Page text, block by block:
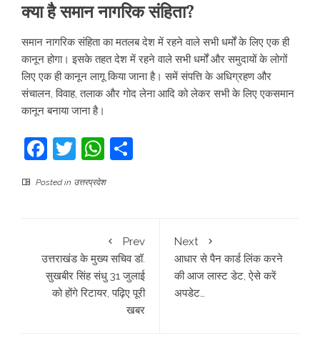
क्या है समान नागरिक संहिता?
समान नागरिक संहिता का मतलब देश में रहने वाले सभी धर्मों के लिए एक ही
कानून होगा। इसके तहत देश में रहने वाले सभी धर्मों और समुदायों के लोगों
लिए एक ही कानून लागू किया जाना है। समें संपत्ति के अधिग्रहण और
संचालन, विवाह, तलाक और गोद लेना आदि को लेकर सभी के लिए एकसमान
कानून बनाया जाना है।
Facebook
TwitterWhatsApp
Posted in उत्तरप्रदेश
Prev
उत्तराखंड के मुख्य सचिव डॉ.
सुखबीर सिंह संधु 31 जुलाई
को होंगे रिटायर, पढ़िए पूरी
खबर
Next
आधार से पैन कार्ड लिंक करने
की आज लास्ट डेट, ऐसे करें
अपडेट…